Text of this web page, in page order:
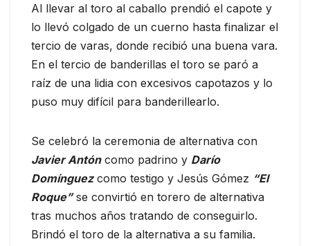
Al llevar al toro al caballo prendió el capote y
lo llevó colgado de un cuerno hasta finalizar el
tercio de varas, donde recibió una buena vara.
En el tercio de banderillas el toro se paró a
raíz de una lidia con excesivos capotazos y lo
puso muy difícil para banderillearlo.
Se celebró la ceremonia de alternativa con
Javier Antóncomo padrino y Darío
Domínguezcomo testigo y Jesús Gómez “El
Roque”se convirtió en torero de alternativa
tras muchos años tratando de conseguirlo.
Brindó el toro de la alternativa a su familia.